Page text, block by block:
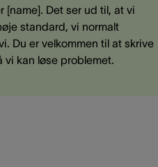
[name]. Det ser ud til, at vi
standard, vi normalt
Du er velkommen til at skrive
vi kan løse problemet.